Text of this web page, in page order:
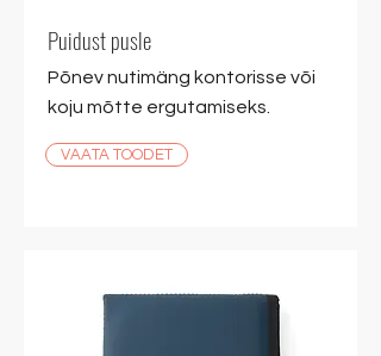
Puidust pusle
Põnev nutimäng kontorisse või
koju mõtte ergutamiseks.
VAATA TOODET